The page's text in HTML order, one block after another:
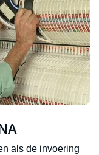
als de invoering